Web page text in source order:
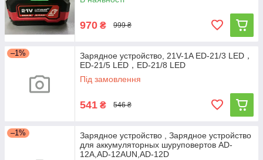
970 ₴ 999 ₴
–1%
Зарядное устройство, 21V-1A ED-21/3 LED，
ED-21/5 LED，ED-21/8 LED
Під замовлення
541 ₴ 546 ₴
–1%
Зарядное устройство , Зарядное устройство
для аккумуляторных шуруповертов AD-
12A,AD-12AUN,AD-12D